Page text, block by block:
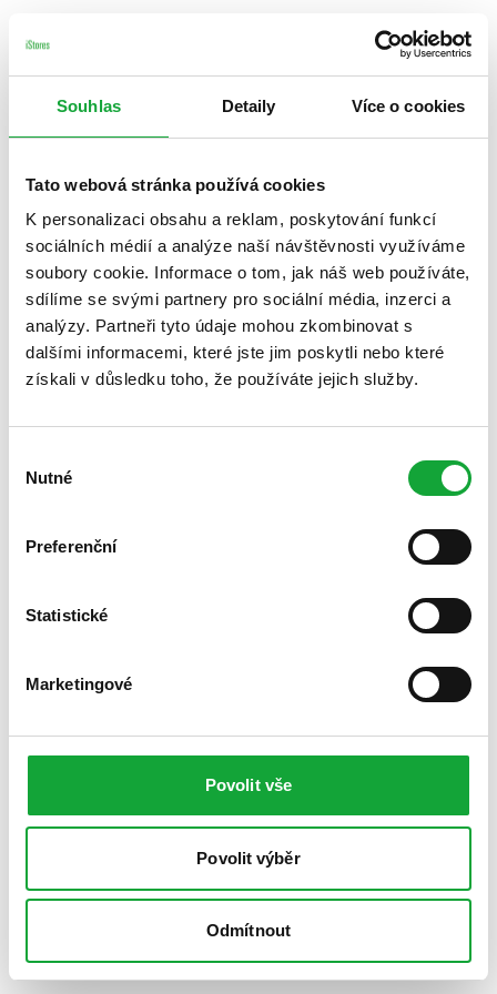
Souhlas Detaily Více o cookies
Tato webová stránka používá cookies
K personalizaci obsahu a reklam, poskytování funkcí
sociálních médií a analýze naší návštěvnosti využíváme
soubory cookie. Informace o tom, jak náš web používáte,
sdílíme se svými partnery pro sociální média, inzerci a
analýzy. Partneři tyto údaje mohou zkombinovat s
dalšími informacemi, které jste jim poskytli nebo které
získali v důsledku toho, že používáte jejich služby.
souhlasu
Nutné
Preferenční
Statistické
Marketingové
Povolit vše
Povolit výběr
Odmítnout